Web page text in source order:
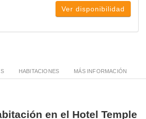
Ver disponibilidad
HABITACIONES MÁS INFORMACIÓN
en el Hotel Temple